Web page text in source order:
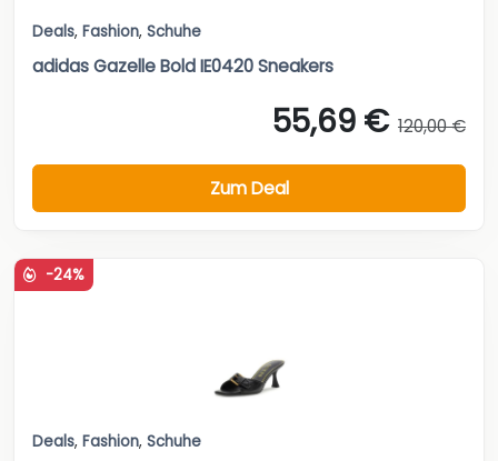
Deals, Fashion, Schuhe
adidas Gazelle Bold IE0420 Sneakers
55,69 € 120,00 €
Zum Deal
-24%
Deals, Fashion, Schuhe